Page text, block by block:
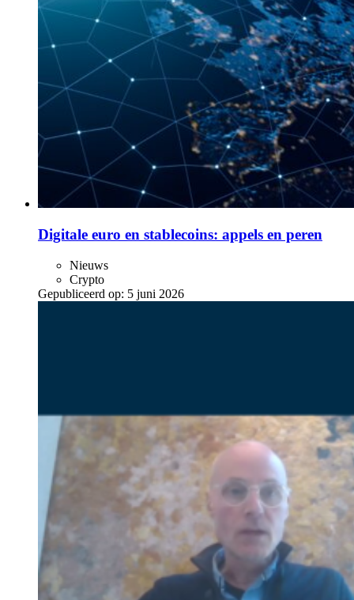
Digitale euro en stablecoins: appels en peren
Nieuws
Crypto
Gepubliceerd op: 5 juni 2026